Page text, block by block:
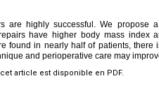
are highly successful. We propose
have higher body mass index
found in nearly half of patients,
and perioperative care may
article est disponible en PDF.